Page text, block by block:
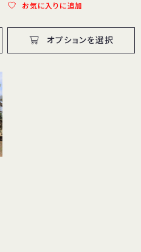
お気に入りに追加
オプションを選択